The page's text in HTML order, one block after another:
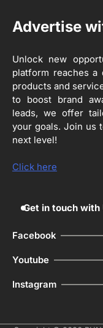
4
ਦਾ
Editor
Advertise
Unlock new
platform reaches a
products and
to boost brand
leads, we offer
your goals. Join us
next level!
Click here
Get in touch with
Facebook
Youtube
Instagram